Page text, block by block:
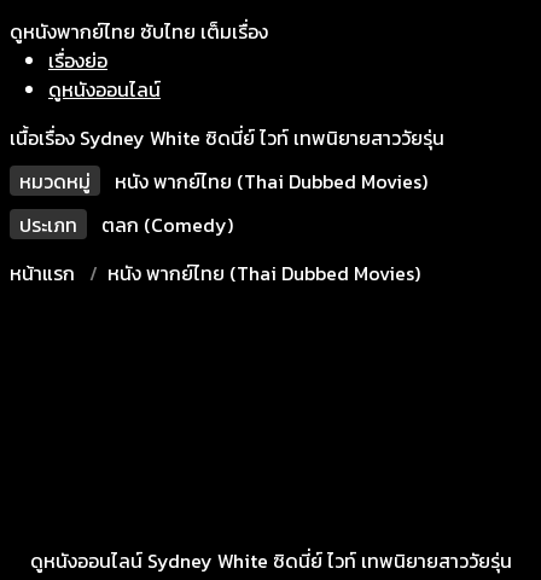
ดูหนังพากย์ไทย ซับไทย เต็มเรื่อง
เรื่องย่อ
ดูหนังออนไลน์
เนื้อเรื่อง Sydney White ซิดนี่ย์ ไวท์ เทพนิยายสาววัยรุ่น
หมวดหมู่
หนัง พากย์ไทย (Thai Dubbed Movies)
ประเภท
ตลก (Comedy)
หน้าแรก
หนัง พากย์ไทย (Thai Dubbed Movies)
ดูหนังออนไลน์ Sydney White ซิดนี่ย์ ไวท์ เทพนิยายสาววัยรุ่น